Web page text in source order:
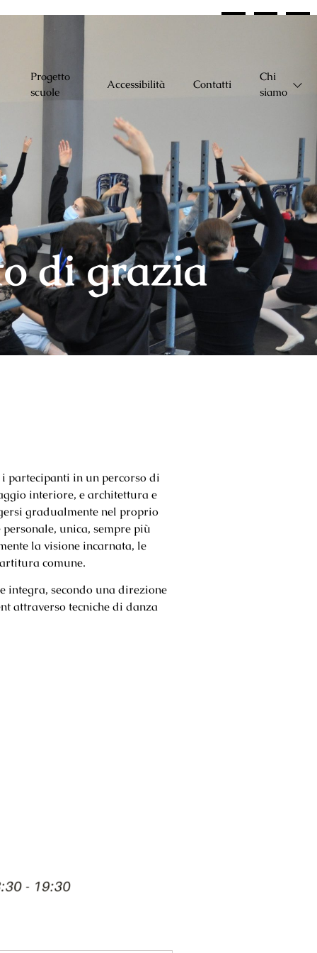
Progetto
scuole
Accessibilità Contatti
Chi
siamo
di grazia
i partecipanti in un percorso di
interiore, e architettura e
gradualmente nel proprio
unica, sempre più
la visione incarnata, le
comune.
integra, secondo una direzione
attraverso tecniche di danza